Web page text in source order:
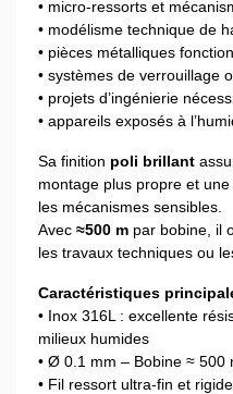
• micro-ressorts et
• modélisme technique de
• pièces métalliques
• systèmes de verrouillage
• projets d’ingénierie
• appareils exposés à
Sa finition poli brillant
montage plus propre et
les mécanismes sensibles.
Avec ≈500 m par bobine, il
les travaux techniques ou
Caractéristiques
• Inox 316L : excellente
milieux humides
• Ø 0.1 mm – Bobine ≈ 500
• Fil ressort ultra-fin et rigide